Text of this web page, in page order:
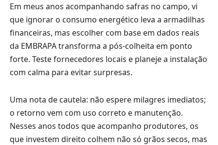
Em meus anos acompanhando safras no campo, vi
que ignorar o consumo energético leva a armadilhas
financeiras, mas escolher com base em dados reais
da EMBRAPA transforma a pós-colheita em ponto
forte. Teste fornecedores locais e planeje a instalação
com calma para evitar surpresas.
Uma nota de cautela: não espere milagres imediatos;
o retorno vem com uso correto e manutenção.
Nesses anos todos que acompanho produtores, os
que investem direito colhem não só grãos secos, mas